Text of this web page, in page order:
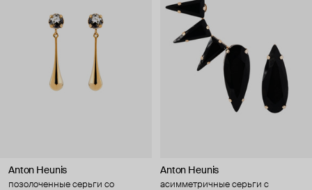
Anton Heunis
позолоченные серьги со
Anton Heunis
асимметричные серьги с